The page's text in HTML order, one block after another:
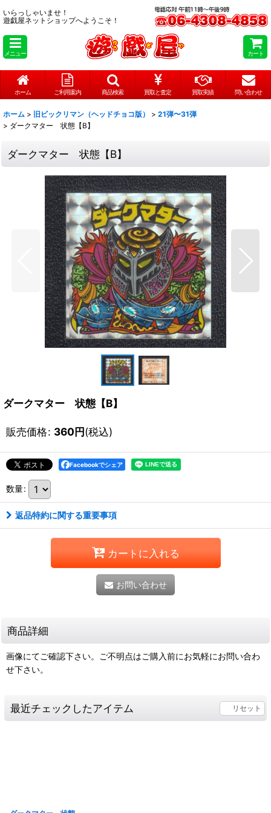
いらっしゃいませ！
遊戯屋ネットショップへようこそ！
メニュー カート
ホーム ご利用案内 商品検索 買取と査定 買取実績 問い合わせ
ホーム > 旧ビックリマン（ヘッドチョコ版） > 21弾〜31弾
> ダークマター 状態【B】
ダークマター 状態【B】
ダークマター 状態【B】
販売価格: 360円(税込)
Facebookでシェア
数量:
返品特約に関する重要事項
カートに入れる
お問い合わせ
商品詳細
画像にてご確認下さい。ご不明点はご購入前にお気軽にお問い合わ
せ下さい。
最近チェックしたアイテム リセット